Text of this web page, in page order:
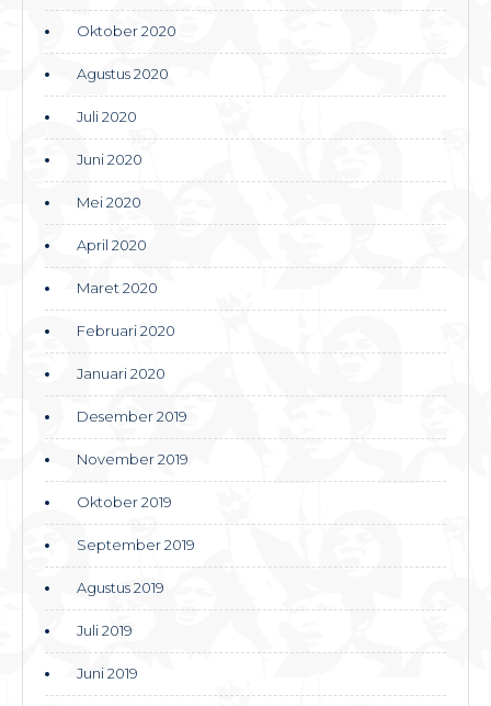
Oktober 2020
Agustus 2020
Juli 2020
Juni 2020
Mei 2020
April 2020
Maret 2020
Februari 2020
Januari 2020
Desember 2019
November 2019
Oktober 2019
September 2019
Agustus 2019
Juli 2019
Juni 2019